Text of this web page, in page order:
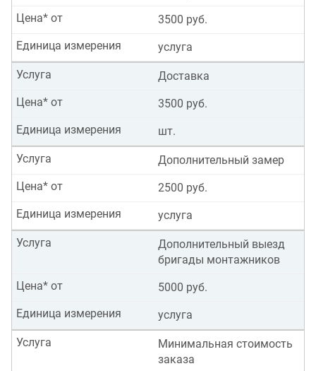
3500 руб.
Цена* от
услуга
Единица измерения
Доставка
Услуга
3500 руб.
Цена* от
шт.
Единица измерения
Дополнительный замер
Услуга
2500 руб.
Цена* от
услуга
Единица измерения
Дополнительный выезд
бригады монтажников
Услуга
5000 руб.
Цена* от
услуга
Единица измерения
Минимальная стоимость
заказа
Услуга